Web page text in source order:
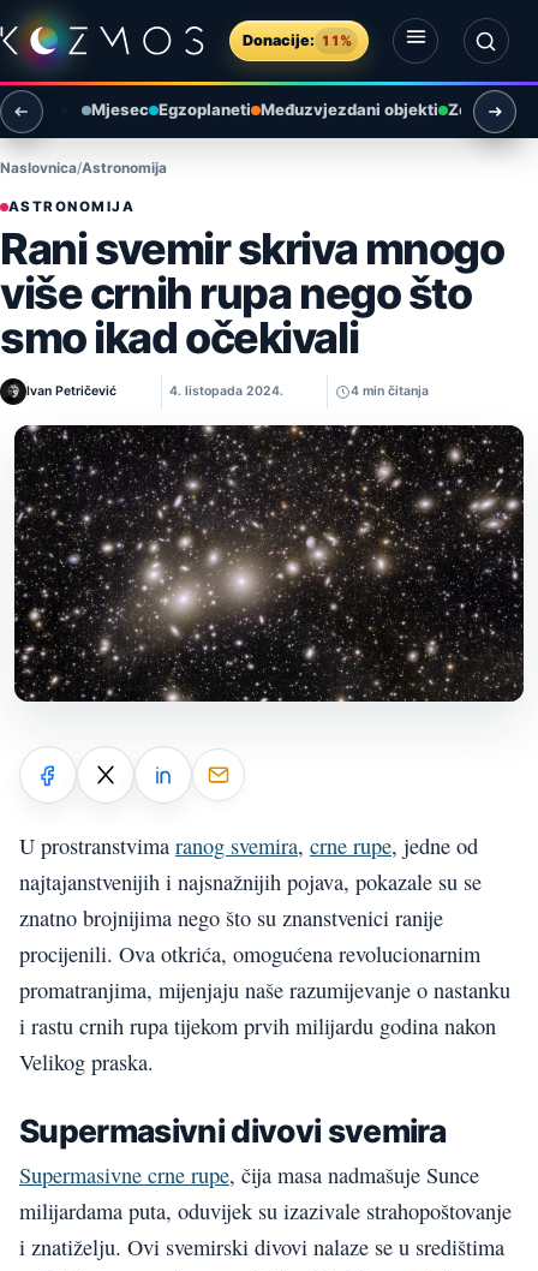
Preskoči na sadržaj
Donacije: 11%
Otvori izbornik
Otvori pretragu
Mjesec Egzoplaneti Međuzvjezdani objekti Zemlja i
Naslovnica Astronomija
ASTRONOMIJA
Rani svemir skriva mnogo
više crnih rupa nego što
smo ikad očekivali
Ivan Petričević 4. listopada 2024. 4 min čitanja
U prostranstvima ranog svemira, crne rupe, jedne od
najtajanstvenijih i najsnažnijih pojava, pokazale su se
znatno brojnijima nego što su znanstvenici ranije
procijenili. Ova otkrića, omogućena revolucionarnim
promatranjima, mijenjaju naše razumijevanje o nastanku
i rastu crnih rupa tijekom prvih milijardu godina nakon
Velikog praska.
Supermasivni divovi svemira
Supermasivne crne rupe, čija masa nadmašuje Sunce
milijardama puta, oduvijek su izazivale strahopoštovanje
i znatiželju. Ovi svemirski divovi nalaze se u središtima